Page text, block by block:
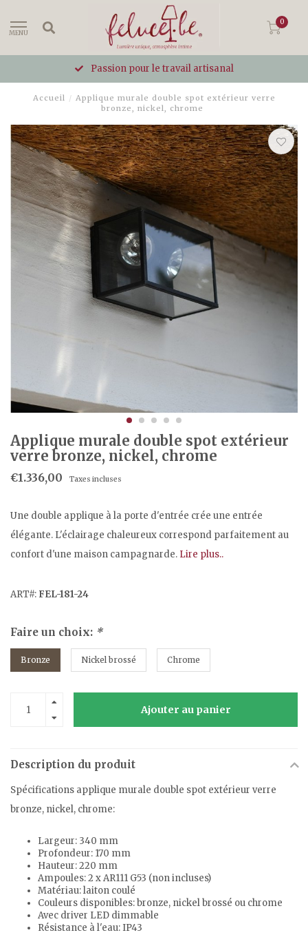
MENU
0
Passion pour le travail artisanal
Accueil / Applique murale double spot extérieur verre
bronze, nickel, chrome
Applique murale double spot extérieur
verre bronze, nickel, chrome
€1.336,00 Taxes incluses
Une double applique à la porte d'entrée crée une entrée
élégante. L'éclairage chaleureux correspond parfaitement au
confort d'une maison campagnarde. Lire plus..
ART#: FEL-181-24
Faire un choix: *
Bronze Nickel brossé Chrome
Ajouter au panier
Description du produit
Spécifications applique murale double spot extérieur verre
bronze, nickel, chrome:
Largeur: 340 mm
Profondeur: 170 mm
Hauteur: 220 mm
Ampoules: 2 x AR111 G53 (non incluses)
Matériau: laiton coulé
Couleurs disponibles: bronze, nickel brossé ou chrome
Avec driver LED dimmable
Résistance à l'eau: IP43